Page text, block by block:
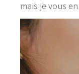
mais je vous